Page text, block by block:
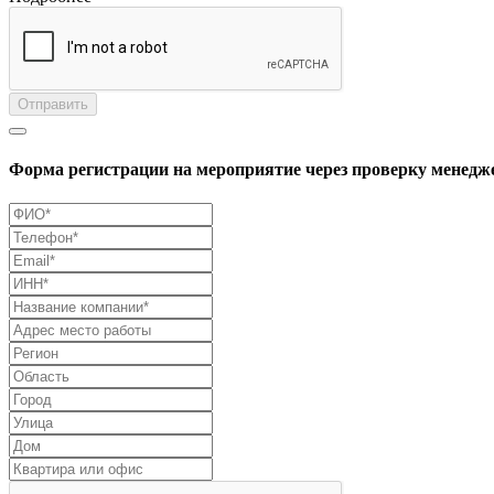
Отправить
Форма регистрации на мероприятие через проверку